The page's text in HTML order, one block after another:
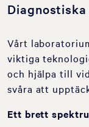
Vårt
viktiga
och hjälpa till
svåra att
Ett brett